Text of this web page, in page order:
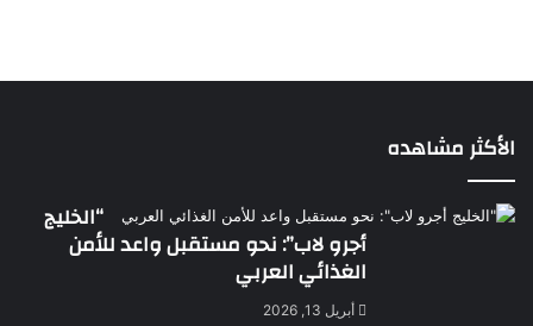
الأكثر مشاهده
“الخليج
أجرو لاب”: نحو مستقبل واعد للأمن
الغذائي العربي
أبريل 13, 2026